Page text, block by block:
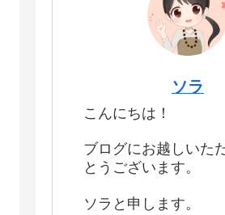
ソラ
こんにちは！
ブログにお越しいた
とうございます。
ソラと申します。